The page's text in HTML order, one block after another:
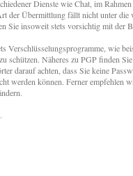
Dienste wie Chat, im
der Übermittlung fällt nicht unter die
Sie insoweit stets vorsichtig mit der
Verschlüsselungsprogramme, wie
schützen. Näheres zu PGP finden
darauf achten, dass Sie keine
werden können. Ferner empfehlen